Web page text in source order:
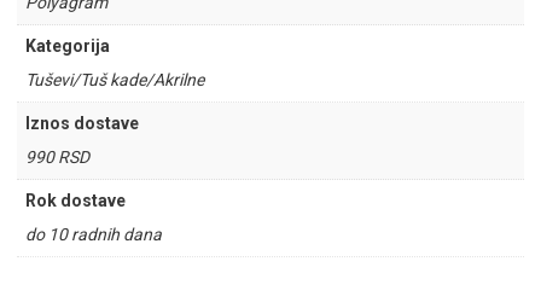
Kategorija
Tuševi/Tuš kade/Akrilne
Iznos dostave
990 RSD
Rok dostave
do 10 radnih dana